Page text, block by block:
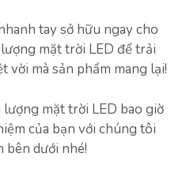
tay sở hữu ngay cho
mặt trời LED để trải
mà sản phẩm mang lại!
mặt trời LED bao giờ
của bạn với chúng tôi
bên dưới nhé!